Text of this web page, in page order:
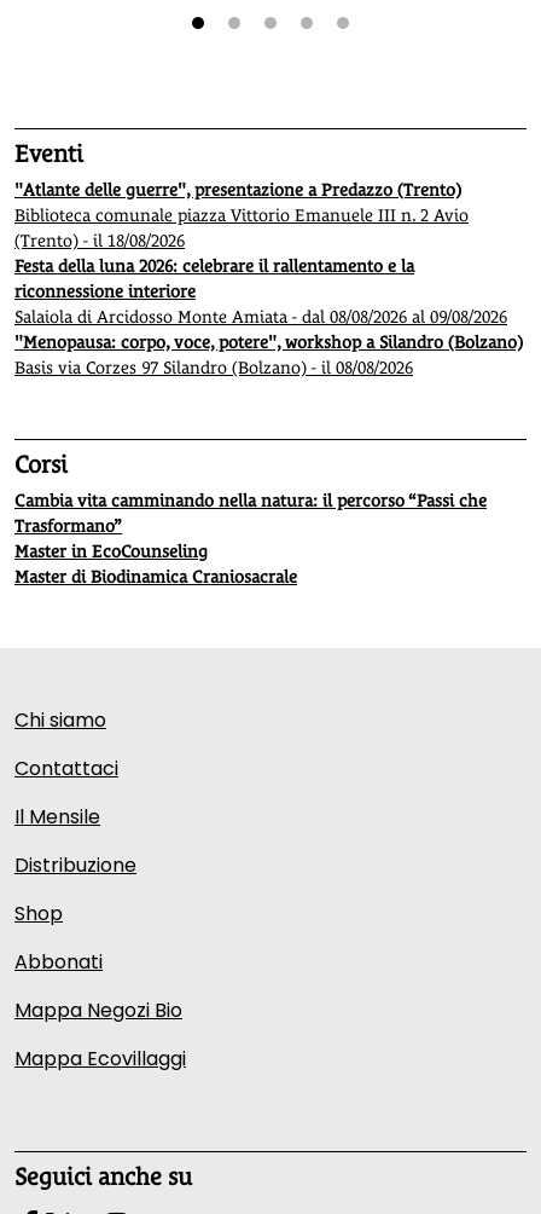
Eventi
"Atlante delle guerre", presentazione a Predazzo (Trento)
Biblioteca comunale piazza Vittorio Emanuele III n. 2 Avio
(Trento) - il 18/08/2026
Festa della luna 2026: celebrare il rallentamento e la
riconnessione interiore
Salaiola di Arcidosso Monte Amiata - dal 08/08/2026 al 09/08/2026
"Menopausa: corpo, voce, potere", workshop a Silandro (Bolzano)
Basis via Corzes 97 Silandro (Bolzano) - il 08/08/2026
Corsi
Cambia vita camminando nella natura: il percorso “Passi che
Trasformano”
Master in EcoCounseling
Master di Biodinamica Craniosacrale
Chi siamo
Contattaci
Il Mensile
Distribuzione
Shop
Abbonati
Mappa Negozi Bio
Mappa Ecovillaggi
Seguici anche su